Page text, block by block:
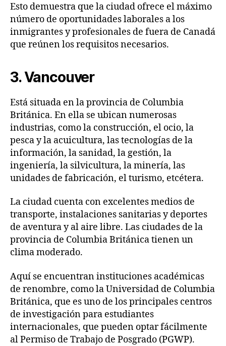
Esto demuestra que la ciudad ofrece el máximo
número de oportunidades laborales a los
inmigrantes y profesionales de fuera de Canadá
que reúnen los requisitos necesarios.
3. Vancouver
Está situada en la provincia de Columbia
Británica. En ella se ubican numerosas
industrias, como la construcción, el ocio, la
pesca y la acuicultura, las tecnologías de la
información, la sanidad, la gestión, la
ingeniería, la silvicultura, la minería, las
unidades de fabricación, el turismo, etcétera.
La ciudad cuenta con excelentes medios de
transporte, instalaciones sanitarias y deportes
de aventura y al aire libre. Las ciudades de la
provincia de Columbia Británica tienen un
clima moderado.
Aquí se encuentran instituciones académicas
de renombre, como la Universidad de Columbia
Británica, que es uno de los principales centros
de investigación para estudiantes
internacionales, que pueden optar fácilmente
al Permiso de Trabajo de Posgrado (PGWP).